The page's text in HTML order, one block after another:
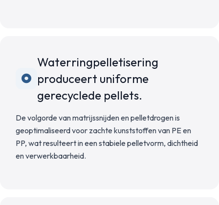
Waterringpelletisering
produceert uniforme
gerecyclede pellets.
De volgorde van matrijssnijden en pelletdrogen is
geoptimaliseerd voor zachte kunststoffen van PE en
PP, wat resulteert in een stabiele pelletvorm, dichtheid
en verwerkbaarheid.